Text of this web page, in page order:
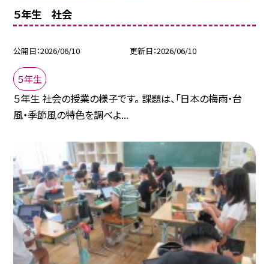
５年生 社会
公開日 2026/06/10 更新日 2026/06/10
５年生
５年生 社会の授業の様子です。 課題は、「日本の梅雨・台
風・季節風の特色を調べよ...